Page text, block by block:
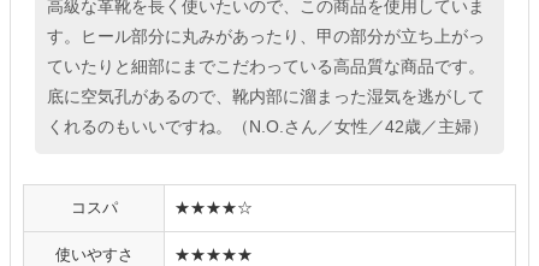
高級な革靴を長く使いたいので、この商品を使用していま
す。ヒール部分に丸みがあったり、甲の部分が立ち上がっ
ていたりと細部にまでこだわっている高品質な商品です。
底に空気孔があるので、靴内部に溜まった湿気を逃がして
くれるのもいいですね。（N.O.さん／女性／42歳／主婦）
コスパ ★★★★☆
使いやすさ ★★★★★